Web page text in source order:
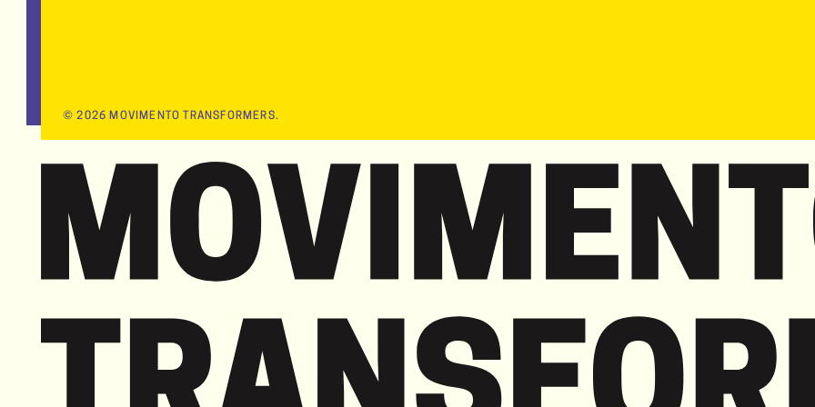
©2026 MOVIMENTO TRANSFORMERS.